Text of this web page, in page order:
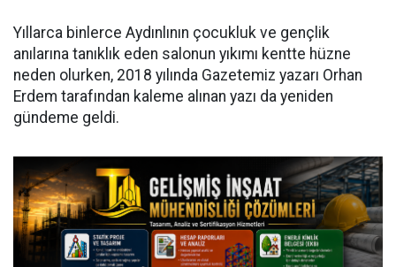
Yıllarca binlerce Aydınlının çocukluk ve gençlik
anılarına tanıklık eden salonun yıkımı kentte hüzne
neden olurken, 2018 yılında Gazetemiz yazarı Orhan
Erdem tarafından kaleme alınan yazı da yeniden
gündeme geldi.